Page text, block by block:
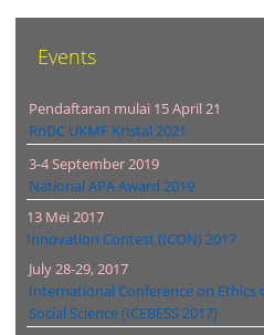
Events
Pendaftaran mulai 15 April 21
RnDC UKMF Kristal 2021
3-4 September 2019
National APA Award 2019
13 Mei 2017
Innovation Contest (ICON) 2017
July 28-29, 2017
International Conference on Ethics
Social Science (ICEBESS 2017)